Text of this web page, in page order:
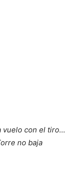
vuelo con el tiro…
no baja